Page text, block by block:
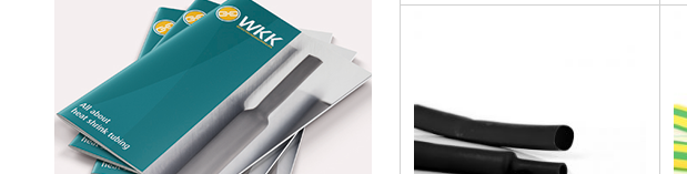
Tubos termorretráctiles de pared